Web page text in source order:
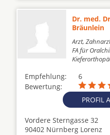
Dr. med.
Bräunlein
Arzt,
FA für
Empfehlung:
6
Bewertung:
PROFIL
Vordere Sterngasse 32
90402 Nürnberg Lorenz